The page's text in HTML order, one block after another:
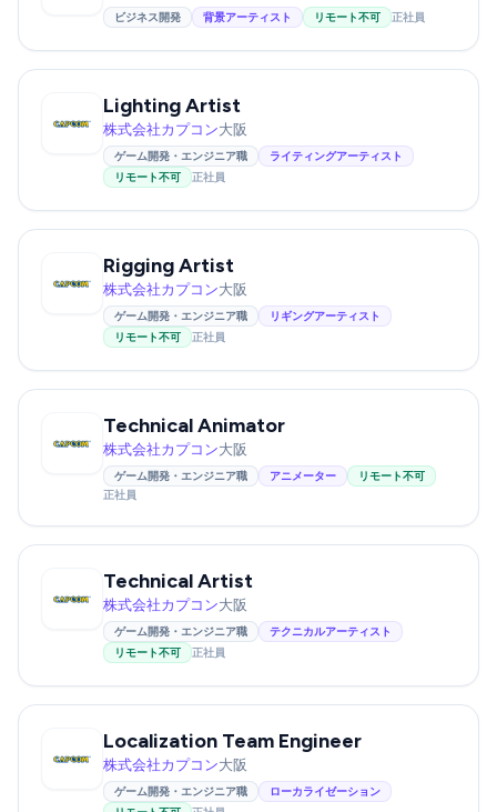
ビジネス開発 背景アーティスト リモート不可 正社員
Lighting Artist
株式会社カプコン大阪
ゲーム開発・エンジニア職
ライティングアーティスト
リモート不可
正社員
Rigging Artist
株式会社カプコン大阪
ゲーム開発・エンジニア職
リギングアーティスト
リモート不可
正社員
Technical Animator
株式会社カプコン大阪
ゲーム開発・エンジニア職 アニメーター
リモート不可
正社員
Technical Artist
株式会社カプコン大阪
ゲーム開発・エンジニア職
テクニカルアーティスト
リモート不可
正社員
Localization Team Engineer
株式会社カプコン大阪
ゲーム開発・エンジニア職
ローカライゼーション